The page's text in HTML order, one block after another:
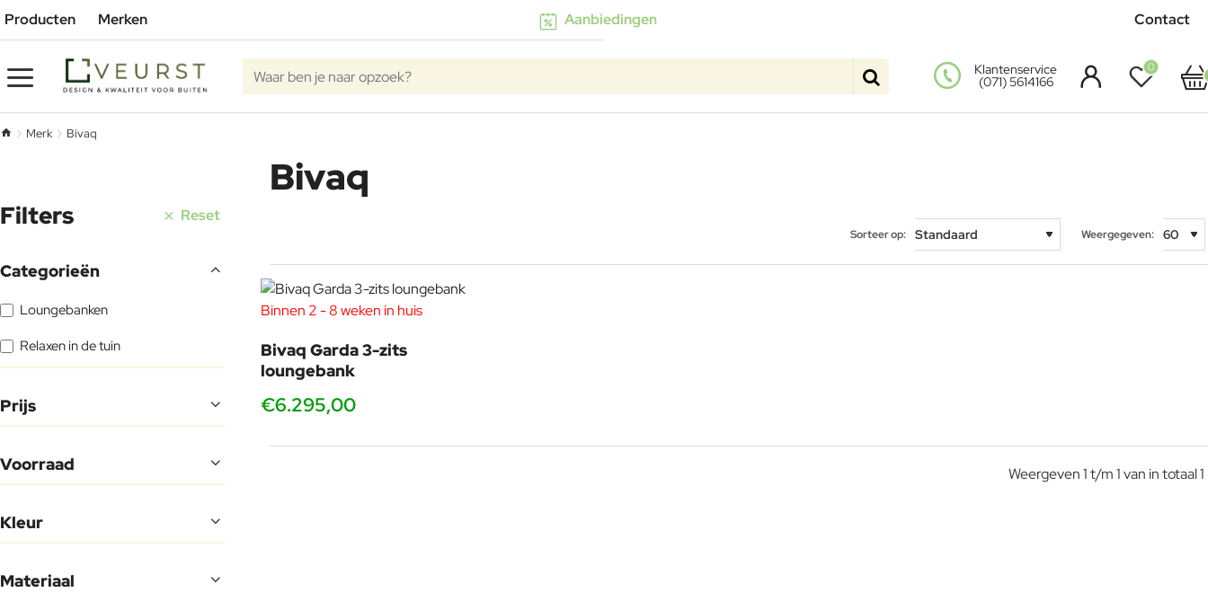
Producten Merken Aanbiedingen Contact
Waar
opzoek?
Klantenservice
(071) 5614166
0
Merk Bivaq
Filters Reset
Categorieën
Loungebanken
Relaxen in de tuin
Prijs
Voorraad
Kleur
Materiaal
Bivaq
Sorteer op: Weergegeven:
Binnen 2 - 8 weken in huis
Bivaq Garda 3-zits
loungebank
€6.295,00
Weergeven 1 t/m 1 van in totaal 1